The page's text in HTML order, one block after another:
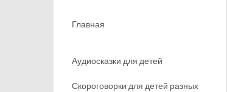
Главная
Аудиосказки для детей
Скороговорки для детей разных